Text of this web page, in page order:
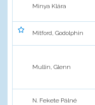
Minya Klára
Mitford, Godolphin
Mullin, Glenn
N. Fekete Pálné